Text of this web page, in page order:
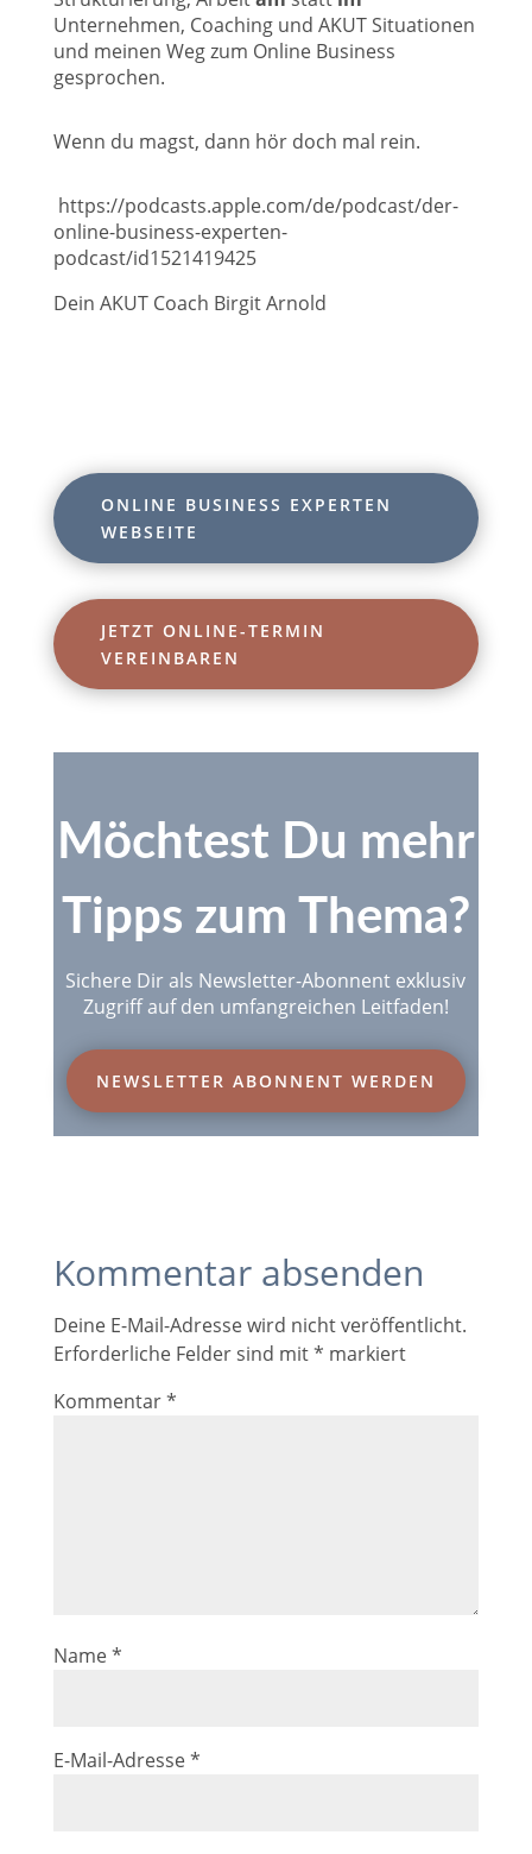
Unternehmen, Coaching und AKUT Situationen
und meinen Weg zum Online Business
gesprochen.
Wenn du magst, dann hör doch mal rein.
https://podcasts.apple.com/de/podcast/der-
online-business-experten-
podcast/id1521419425
Dein AKUT Coach Birgit Arnold
ONLINE BUSINESS EXPERTEN
WEBSEITE
JETZT ONLINE-TERMIN
VEREINBAREN
Möchtest Du mehr
Tipps zum Thema?
Sichere Dir als Newsletter-Abonnent exklusiv
Zugriff auf den umfangreichen Leitfaden!
NEWSLETTER ABONNENT WERDEN
Kommentar absenden
Deine E-Mail-Adresse wird nicht veröffentlicht.
Erforderliche Felder sind mit* markiert
Kommentar*
Name*
E-Mail-Adresse*